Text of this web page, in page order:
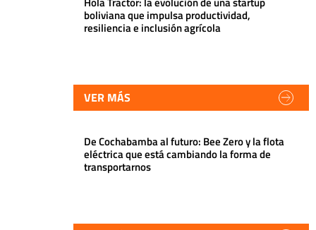
boliviana que impulsa productividad,
resiliencia e inclusión agrícola
VER MÁS
De Cochabamba al futuro: Bee Zero y la flota
eléctrica que está cambiando la forma de
transportarnos